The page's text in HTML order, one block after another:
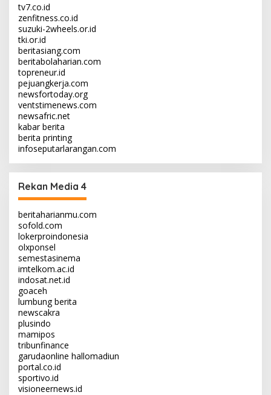
tv7.co.id
zenfitness.co.id
suzuki-2wheels.or.id
tki.or.id
beritasiang.com
beritabolaharian.com
topreneur.id
pejuangkerja.com
newsfortoday.org
ventstimenews.com
newsafric.net
kabar berita
berita printing
infoseputarlarangan.com
Rekan Media 4
beritaharianmu.com
sofold.com
lokerproindonesia
olxponsel
semestasinema
imtelkom.ac.id
indosat.net.id
goaceh
lumbung berita
newscakra
plusindo
mamipos
tribunfinance
garudaonline hallomadiun
portal.co.id
sportivo.id
visioneernews.id